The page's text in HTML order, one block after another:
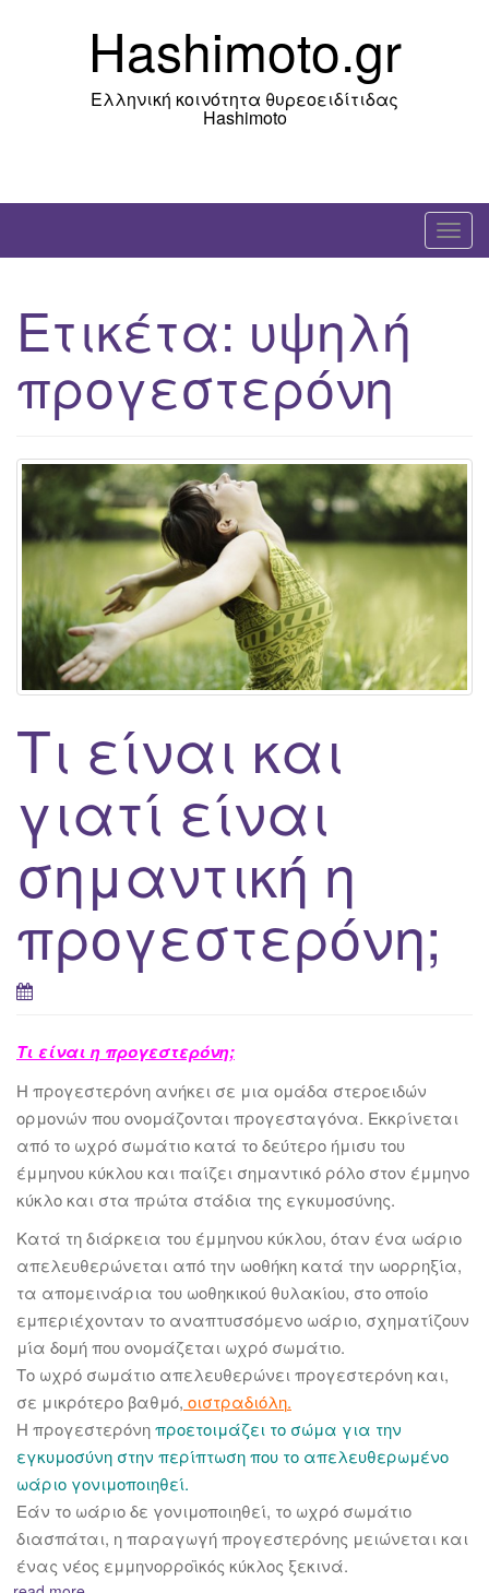
Hashimoto.gr
Ελληνική κοινότητα θυρεοειδίτιδας
Hashimoto
T
o
v
i
g
a
t
Ετικέτα: υψηλή
προγεστερόνη
Τι είναι και
γιατί είναι
σημαντική η
προγεστερόνη;
Τι είναι η προγεστερόνη;
Η προγεστερόνη ανήκει σε μια ομάδα στεροειδών
ορμονών που ονομάζονται προγεσταγόνα. Εκκρίνεται
από το ωχρό σωμάτιο κατά το δεύτερο ήμισυ του
έμμηνου κύκλου και παίζει σημαντικό ρόλο στον έμμηνο
κύκλο και στα πρώτα στάδια της εγκυμοσύνης.
Κατά τη διάρκεια του έμμηνου κύκλου, όταν ένα ωάριο
απελευθερώνεται από την ωοθήκη κατά την ωορρηξία,
τα απομεινάρια του ωοθηκικού θυλακίου, στο οποίο
εμπεριέχονταν το αναπτυσσόμενο ωάριο, σχηματίζουν
μία δομή που ονομάζεται ωχρό σωμάτιο.
Το ωχρό σωμάτιο απελευθερώνει προγεστερόνη και,
σε μικρότερο βαθμό, οιστραδιόλη.
Η προγεστερόνηπροετοιμάζει το σώμα για την
εγκυμοσύνη στην περίπτωση που το απελευθερωμένο
ωάριο γονιμοποιηθεί.
Εάν το ωάριο δε γονιμοποιηθεί, το ωχρό σωμάτιο
διασπάται, η παραγωγή προγεστερόνης μειώνεται και
ένας νέος εμμηνορροϊκός κύκλος ξεκινά.